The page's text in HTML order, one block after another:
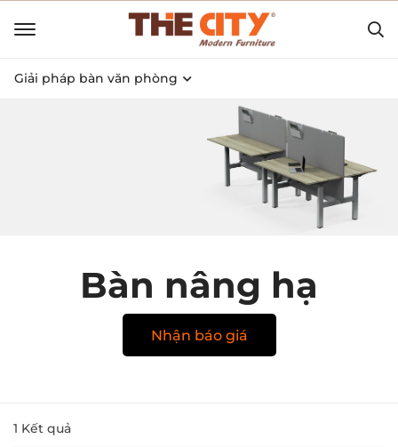
Giải pháp bàn văn phòng
Bàn nâng hạ
Nhận báo giá
1 Kết quả